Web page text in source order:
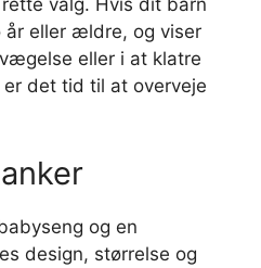
valg. Hvis dit barn
år eller ældre, og viser
eller i at klatre
det tid til at overveje
og en
design, størrelse og